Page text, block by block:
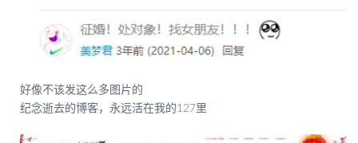
好像不该发这么多图片的
纪念逝去的博客，永远活在我的127里